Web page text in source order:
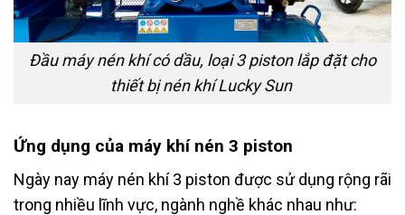
Đầu máy nén khí có dầu, loại 3 piston lắp đặt cho
thiết bị nén khí Lucky Sun
Ứng dụng của máy khí nén 3 piston
Ngày nay máy nén khí 3 piston được sử dụng rộng rãi
trong nhiều lĩnh vực, ngành nghề khác nhau như: